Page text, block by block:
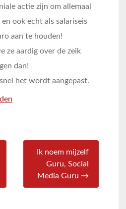
actie zijn om allemaal
ook echt als salariseis
aan te houden!
ze aardig over de zeik
dan!
het wordt aangepast.
Ik noem mijzelf
Guru, Social
Media Guru →